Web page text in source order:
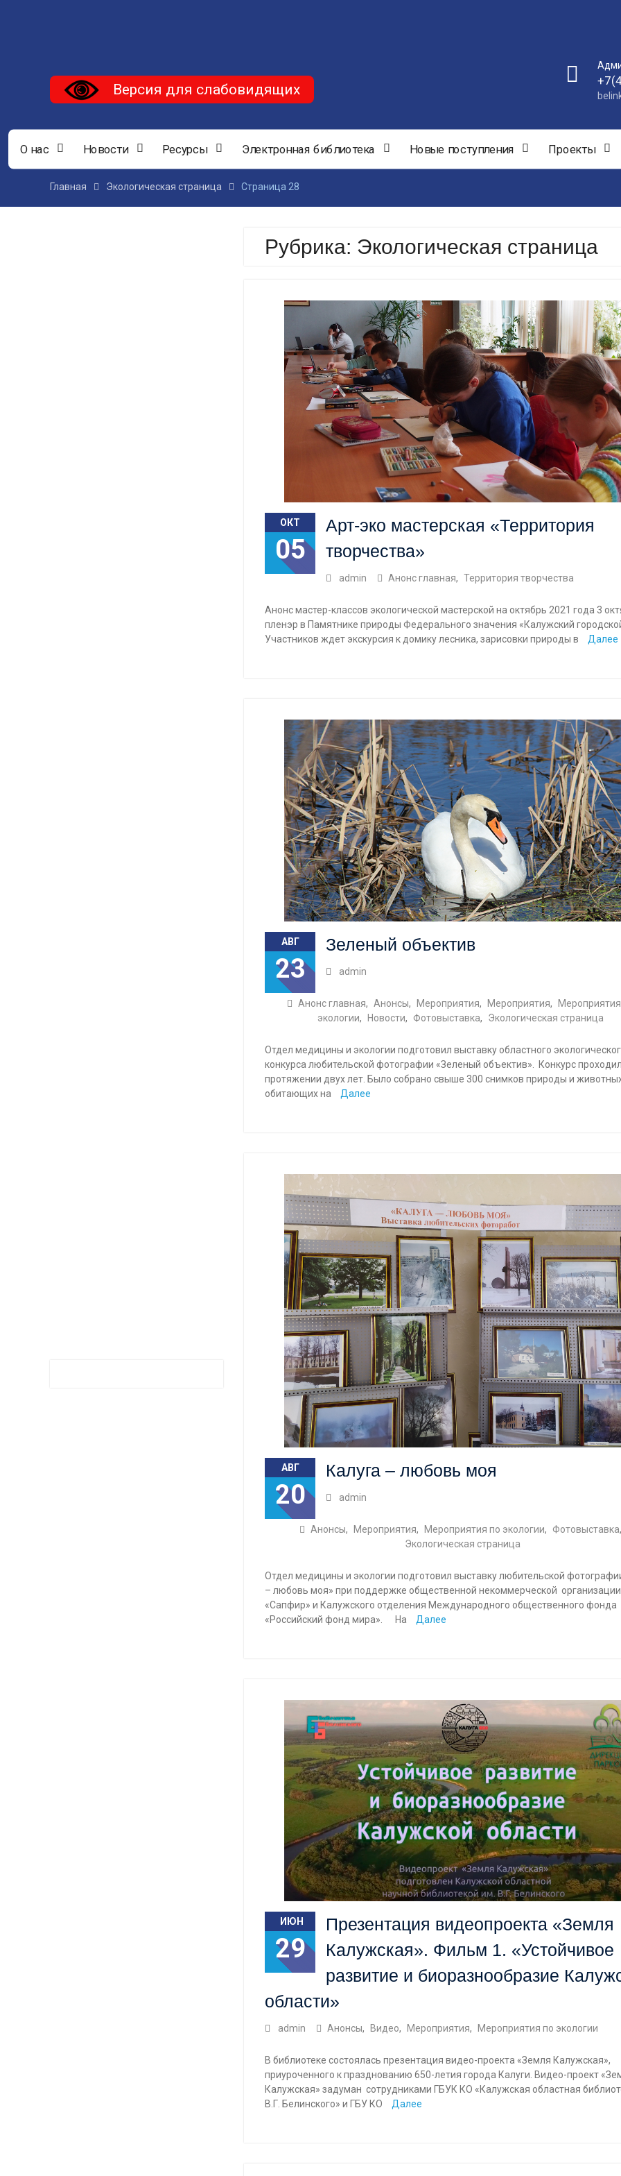
Версия для слабовидящих
О нас Новости Ресурсы Электронная библиотека Новые поступления Проекты
Главная Экологическая страница Страница 28
Рубрика: Экологическая страница
ОКТ
05
Арт-эко мастерская «Территория
творчества»
admin Анонс главная, Территория творчества
Анонс мастер-классов экологической мастерской на октябрь 2021 года 3
пленэр в Памятнике природы Федерального значения «Калужский
Участников ждет экскурсия к домику лесника, зарисовки природы в
Далее
АВГ
23
Зеленый объектив
admin
Анонс главная, Анонсы, Мероприятия, Мероприятия,
экологии, Новости, Фотовыставка, Экологическая страница
Отдел медицины и экологии подготовил выставку областного
конкурса любительской фотографии «Зеленый объектив». Конкурс
протяжении двух лет. Было собрано свыше 300 снимков природы и
обитающих на
Далее
АВГ
20
Калуга – любовь моя
admin
Анонсы, Мероприятия, Мероприятия по экологии, Фотовыставка,
Экологическая страница
Отдел медицины и экологии подготовил выставку любительской
– любовь моя» при поддержке общественной некоммерческой организации
«Сапфир» и Калужского отделения Международного общественного фонда
«Российский фонд мира». На
Далее
ИЮН
29
Презентация видеопроекта «Земля
Калужская». Фильм 1. «Устойчивое
развитие и биоразнообразие
области»
admin Анонсы, Видео, Мероприятия, Мероприятия по экологии
В библиотеке состоялась презентация видео-проекта «Земля Калужская»,
приуроченного к празднованию 650-летия города Калуги. Видео-проект
Калужская» задуман сотрудниками ГБУК КО «Калужская областная
В.Г. Белинского» и ГБУ КО
Далее